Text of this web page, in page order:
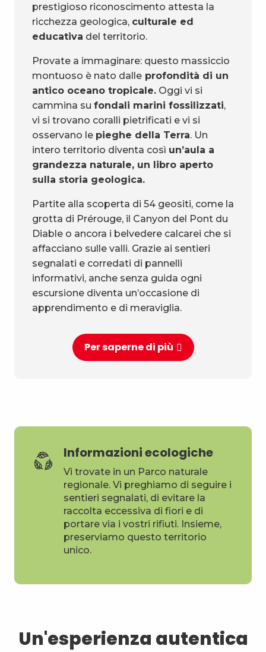
prestigioso riconoscimento attesta la
ricchezza geologica, culturale ed
educativa del territorio.
Provate a immaginare: questo massiccio
montuoso è nato dalle profondità di un
antico oceano tropicale. Oggi vi si
cammina su fondali marini fossilizzati,
vi si trovano coralli pietrificati e vi si
osservano le pieghe della Terra. Un
intero territorio diventa così un’aula a
grandezza naturale, un libro aperto
sulla storia geologica.
Partite alla scoperta di 54 geositi, come la
grotta di Prérouge, il Canyon del Pont du
Diable o ancora i belvedere calcarei che si
affacciano sulle valli. Grazie ai sentieri
segnalati e corredati di pannelli
informativi, anche senza guida ogni
escursione diventa un’occasione di
apprendimento e di meraviglia.
Per saperne di più
Informazioni ecologiche
Vi trovate in un Parco naturale
regionale. Vi preghiamo di seguire i
sentieri segnalati, di evitare la
raccolta eccessiva di fiori e di
portare via i vostri rifiuti. Insieme,
preserviamo questo territorio
unico.
Un'esperienza autentica